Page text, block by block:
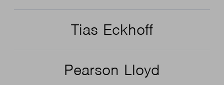
Tias Eckhoff
Pearson Lloyd